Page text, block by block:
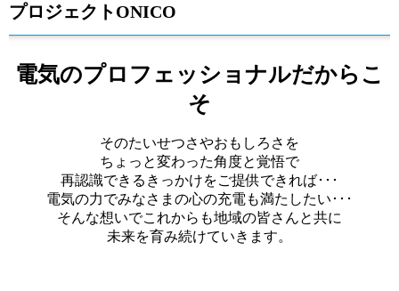
プロジェクトONICO
電気のプロフェッショナルだからこ
そ
そのたいせつさやおもしろさを
ちょっと変わった角度と覚悟で
再認識できるきっかけをご提供できれば･･･
電気の力でみなさまの心の充電も満たしたい･･･
そんな想いでこれからも地域の皆さんと共に
未来を育み続けていきます。